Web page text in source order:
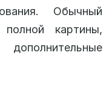
Обычный
картины,